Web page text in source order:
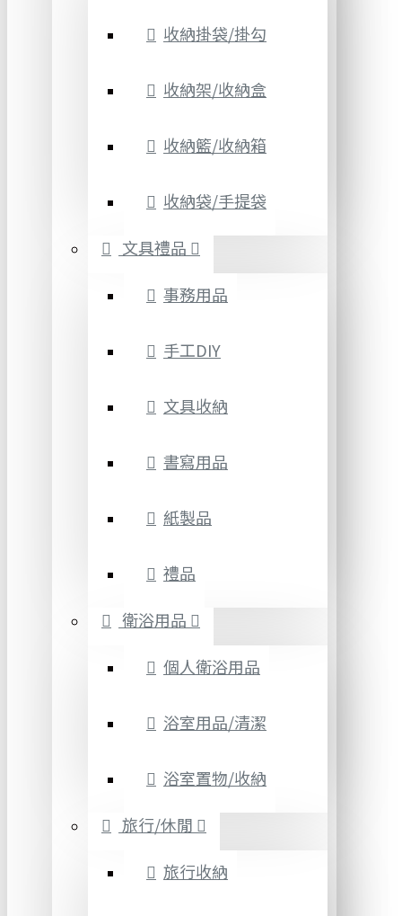
收納掛袋/掛勾
收納架/收納盒
收納籃/收納箱
收納袋/手提袋
文具禮品
事務用品
手工DIY
文具收納
書寫用品
紙製品
禮品
衛浴用品
個人衛浴用品
浴室用品/清潔
浴室置物/收納
旅行/休閒
旅行收納